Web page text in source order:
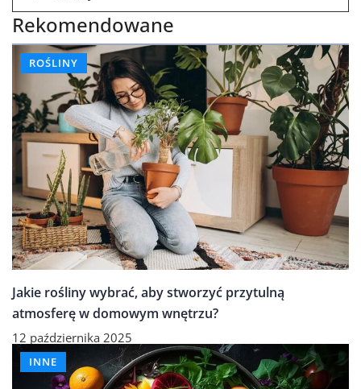
Rekomendowane
ROŚLINY
Jakie rośliny wybrać, aby stworzyć przytulną
atmosferę w domowym wnętrzu?
12 października 2025
INNE